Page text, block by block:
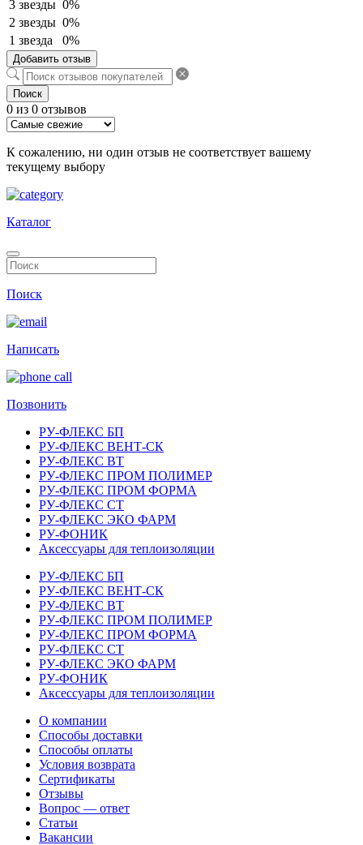
3 звезды 0%
2 звезды 0%
1 звезда
0%
Добавить отзыв
Поиск
0 из 0 отзывов
К сожалению, ни один отзыв не соответствует вашему
текущему выбору
Каталог
Поиск
Написать
Позвонить
РУ-ФЛЕКС БП
РУ-ФЛЕКС ВЕНТ-СК
РУ-ФЛЕКС ВТ
РУ-ФЛЕКС ПРОМ ПОЛИМЕР
РУ-ФЛЕКС ПРОМ ФОРМА
РУ-ФЛЕКС СТ
РУ-ФЛЕКС ЭКО ФАРМ
РУ-ФОНИК
Аксессуары для теплоизоляции
РУ-ФЛЕКС БП
РУ-ФЛЕКС ВЕНТ-СК
РУ-ФЛЕКС ВТ
РУ-ФЛЕКС ПРОМ ПОЛИМЕР
РУ-ФЛЕКС ПРОМ ФОРМА
РУ-ФЛЕКС СТ
РУ-ФЛЕКС ЭКО ФАРМ
РУ-ФОНИК
Аксессуары для теплоизоляции
О компании
Способы доставки
Способы оплаты
Условия возврата
Сертификаты
Отзывы
Вопрос — ответ
Статьи
Вакансии